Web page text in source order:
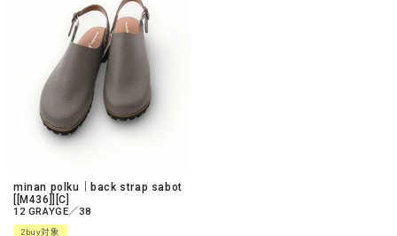
minan polku｜back strap sabot
[[M436]][C]
12 GRAYGE／38
2buy対象